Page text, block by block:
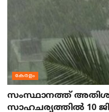
കേരളം
സംസ്ഥാനത്ത്
സാഹചര്യത്തിൽ 10